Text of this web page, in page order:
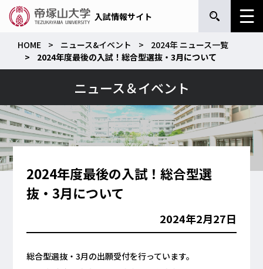
入試情報サイト
HOME ニュース&イベント
2024年 ニュース一覧
2024年度最後の入試！総合型選抜・3月について
ニュース＆イベント
2024年度最後の入試！総合型選
抜・3月について
2024年2月27日
総合型選抜・3月の出願受付を行っています。